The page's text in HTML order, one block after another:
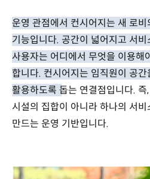
운영 관점에서 컨시어지는 새 로
기능입니다. 공간이 넓어지고 서
사용자는 어디에서 무엇을 이용해
합니다. 컨시어지는 임직원이 공
활용하도록 돕는 연결점입니다. 즉
시설의 집합이 아니라 하나의 서
만드는 운영 기반입니다.